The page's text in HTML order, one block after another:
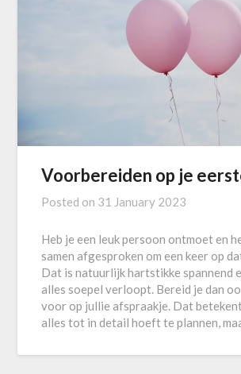
Voorbereiden op je
Posted on 31 January 2023
Heb je een leuk persoon ontmoet en
samen afgesproken om een keer op
Dat is natuurlijk hartstikke spannend
alles soepel verloopt. Bereid je dan
voor op jullie afspraakje. Dat
alles tot in detail hoeft te plannen,